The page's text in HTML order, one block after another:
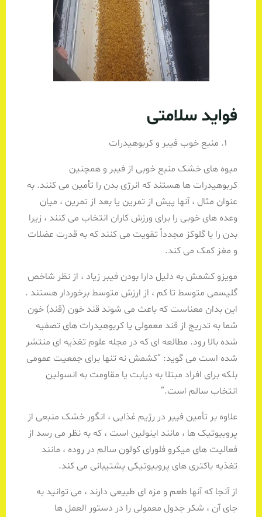
فواید سلامتی
منبع خوب فیبر و کربوهیدرات
میوه های خشک منبع خوبی از فیبر و همچنین
کربوهیدرات ها هستند که انرژی بدن را تأمین می کنند. به
عنوان مثال ، آنها پیش از تمرین یا بعد از تمرین ، میان
وعده های خوبی را برای ورزش کاران انتخاب می کنند ، زیرا
بدن را با گلوکز مجدداً تقویت می کنند که به قدرت عضلات
و مغز کمک می کند.
مویزو کشمش به دلیل دارا بودن فیبر زیاد ، از نظر شاخص
گلیسمی متوسط ​​تا کم ، از ارزش متوسط ​​برخوردار هستند .
این بدان معناست که باعث می شوند قند خون (قند) خون
شما به تدریج از قند معمولی یا کربوهیدرات های تصفیه
شده بالا رود. مطالعه ای که در مجله علوم تغذیه ای منتشر
شده است می گوید: “کشمش نه تنها برای جمعیت عمومی
بلکه برای افراد مبتلا به دیابت یا مقاومت به انسولین
انتخاب سالم است.”
علاوه بر تأمین فیبر در رژیم غذایی ، انگور خشک منبعی از
پروبیوتیک ها ، مانند اینولین است ، که به نظر می رسد از
فعالیت های میکرو فلورای کولون سالم در روده ، مانند
تغذیه باکتری های پروبیوتیکی پشتیبانی می کند.
از آنجا که آنها طعم و مزه ای طبیعی دارند ، می توانید به
جای آن ، شکر جدول معمولی را در دستور العمل ها